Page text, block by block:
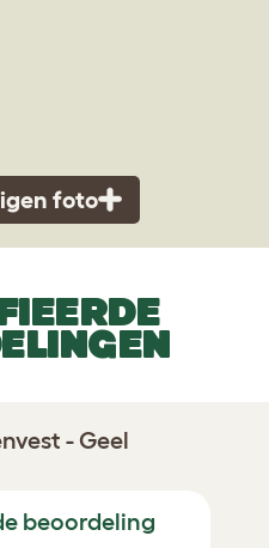
foto
- Geel
beoordeling